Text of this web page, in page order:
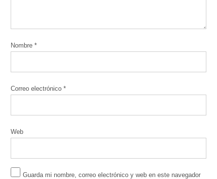
Nombre*
Correo electrónico*
Web
Guarda mi nombre, correo electrónico y web en este navegador